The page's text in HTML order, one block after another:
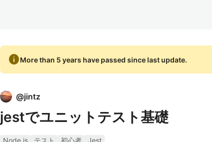
infoMore than 5 years have passed since last update.
@jintz
jestでユニットテスト基礎
Node.js テスト 初心者
Jest